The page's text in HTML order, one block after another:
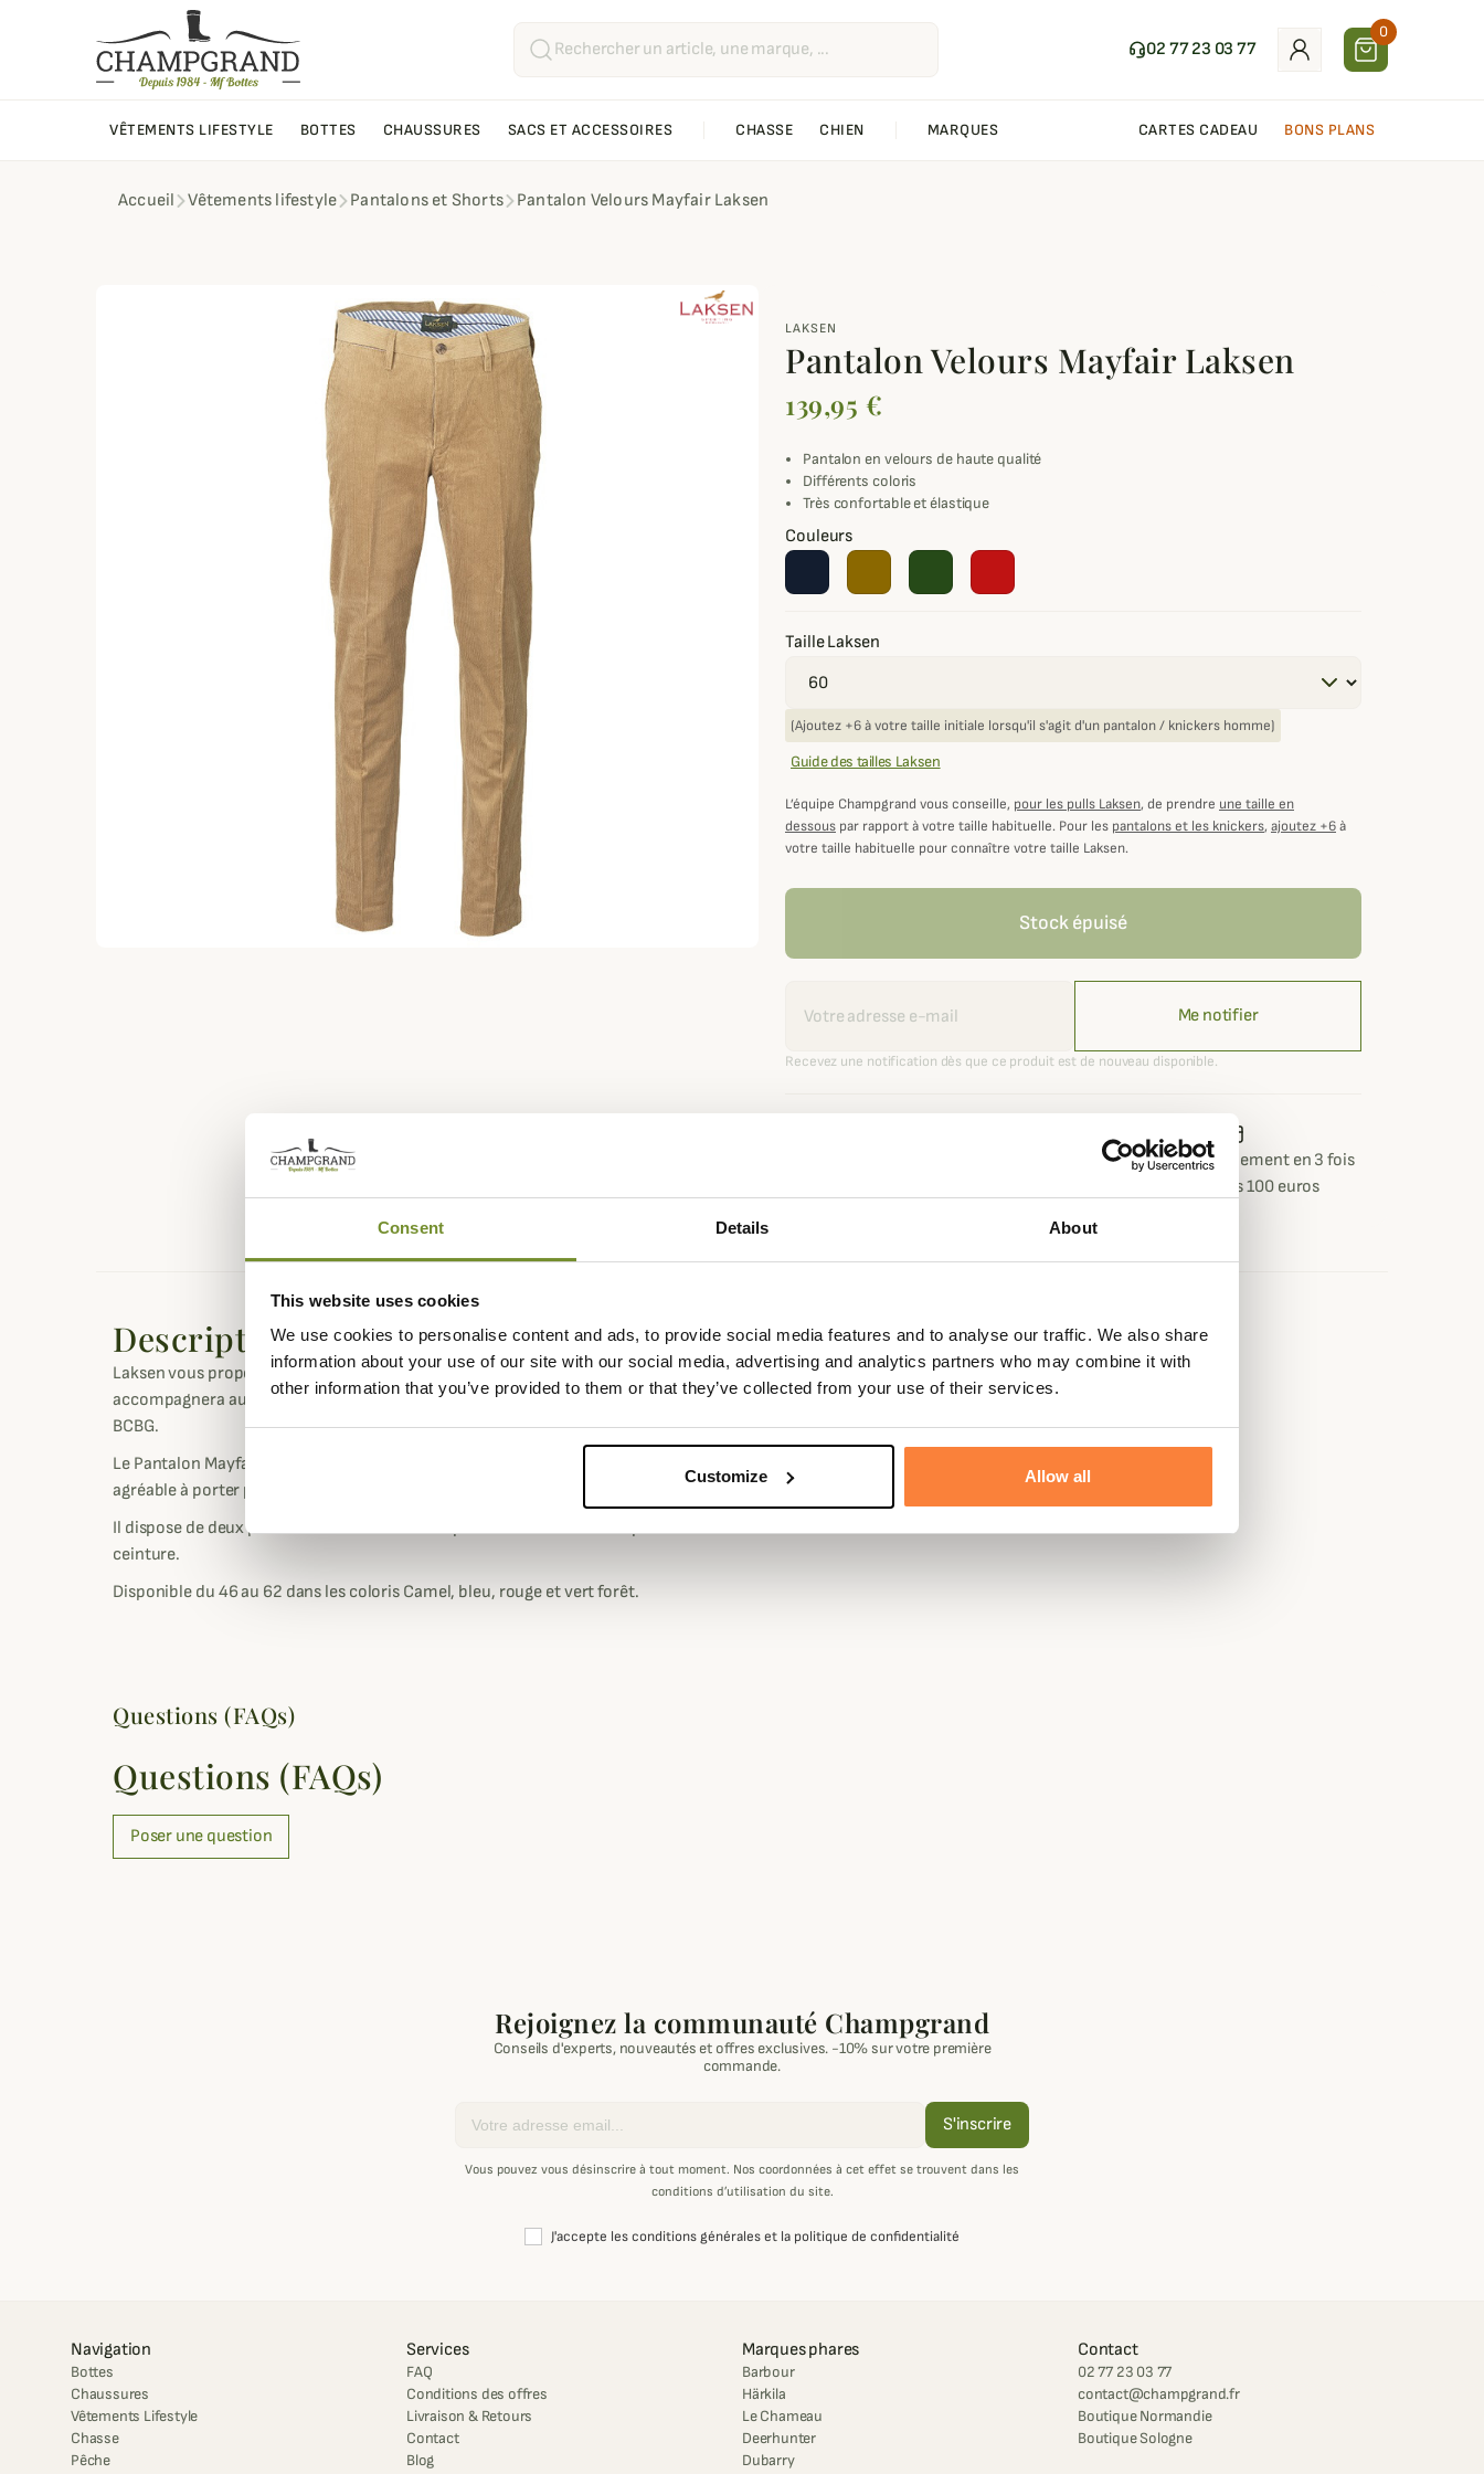
Consent Details About
This website uses cookies
We use cookies to personalise content and ads, to provide social media features and to analyse our traffic. We also share
information about your use of our site with our social media, advertising and analytics partners who may combine it with
other information that you’ve provided to them or that they’ve collected from your use of their services.
Customize Allow all
02 77 23 03 77
0
VÊTEMENTS LIFESTYLE BOTTES CHAUSSURES SACS ET ACCESSOIRES CHASSE CHIEN MARQUES CARTES CADEAU BONS PLANS
Accueil Vêtements lifestyle Pantalons et Shorts Pantalon Velours Mayfair Laksen
LAKSEN
Pantalon Velours Mayfair Laksen
139,95 €
Pantalon en velours de haute qualité
Différents coloris
Très confortable et élastique
Couleurs
Taille Laksen
(Ajoutez +6 à votre taille initiale lorsqu'il s'agit d'un pantalon / knickers homme)
Guide des tailles Laksen
L’équipe Champgrand vous conseille, pour les pulls Laksen, de prendre une taille en
dessous par rapport à votre taille habituelle. Pour les pantalons et les knickers, ajoutez +6à
votre taille habituelle pour connaître votre taille Laksen.
Stock épuisé
Me notifier
Recevez une notification dès que ce produit est de nouveau disponible.
Paiement sécurisé
Paiement en 3 fois
dès 100 euros
Description
Laksen vous propose ce magnifique Pantalon en Velours Mayfair qui vous
accompagnera aussi bien lors de votre partie de chasses qu'au quotidien pour look
BCBG.
Le Pantalon Mayfair est fabriqué en 98% coton et 2 % élasthanne qui le rend très
agréable à porter par son côté élastique et de bonne qualité.
Il dispose de deux poches latérales et de deux poches arrières ainsi de passants à
ceinture.
Disponible du 46 au 62 dans les coloris Camel, bleu, rouge et vert forêt.
Fiche technique
Composition 98% Coton, 2% Élasthanne
Genre Homme
Questions (FAQs)
Questions (FAQs)
Poser une question
Rejoignez la communauté Champgrand
Conseils d'experts, nouveautés et offres exclusives. -10% sur votre première
commande.
S'inscrire
Vous pouvez vous désinscrire à tout moment. Nos coordonnées à cet effet se trouvent dans les
conditions d’utilisation du site.
J'accepte les conditions générales et la politique de confidentialité
Navigation
Bottes
Chaussures
Vêtements Lifestyle
Chasse
Pêche
Services
FAQ
Conditions des offres
Livraison & Retours
Contact
Blog
Marques phares
Barbour
Härkila
Le Chameau
Deerhunter
Dubarry
Contact
02 77 23 03 77
contact@champgrand.fr
Boutique Normandie
Boutique Sologne